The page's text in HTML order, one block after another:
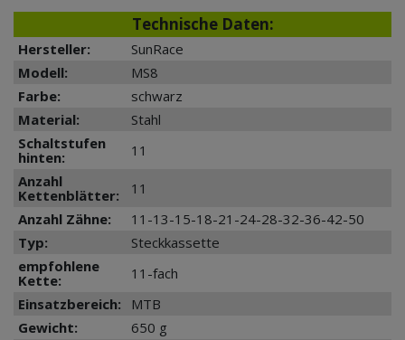
Technische Daten:
Hersteller:
SunRace
Modell:
MS8
Farbe:
schwarz
Material:
Stahl
Schaltstufen
hinten:
11
Anzahl
Kettenblätter:
11
Anzahl Zähne:
11-13-15-18-21-24-28-32-36-42-50
Typ:
Steckkassette
empfohlene
Kette:
11-fach
Einsatzbereich:
MTB
Gewicht:
650 g